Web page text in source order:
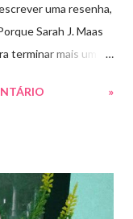
uma resenha,
Sarah J. Maas
terminar mais um
simultaneamente
e Aelin fizeram e,
agora Rei
»